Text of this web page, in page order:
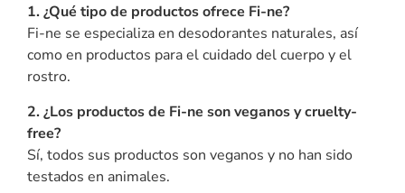
1. ¿Qué tipo de productos ofrece Fi-ne?
Fi-ne se especializa en desodorantes naturales, así
como en productos para el cuidado del cuerpo y el
rostro.
2. ¿Los productos de Fi-ne son veganos y cruelty-
free?
Sí, todos sus productos son veganos y no han sido
testados en animales.